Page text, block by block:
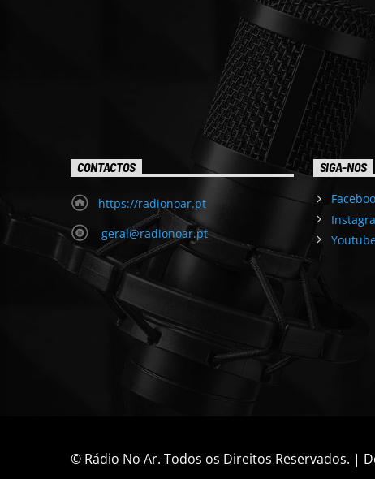
CONTACTOS
https://radionoar.pt
geral@radionoar.pt
SIGA-NOS
© Rádio No Ar. Todos os Direitos Reservados. |